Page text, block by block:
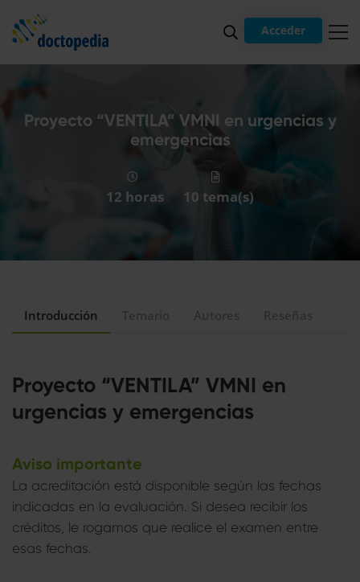
Acceder
Proyecto “VENTILA” VMNI en urgencias y
emergencias
12 horas 10 tema(s)
Introducción
Proyecto “VENTILA” VMNI en
urgencias y emergencias
Aviso importante
La acreditación está disponible según las fechas
indicadas en la evaluación. Si desea recibir los
créditos, le rogamos que realice el examen entre
esas fechas.